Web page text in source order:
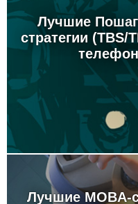
Лучшие
стратегии
Лучшие MOBA-